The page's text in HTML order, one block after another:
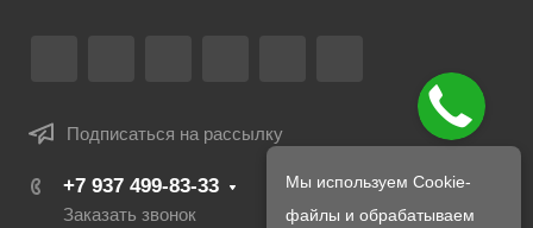
Подписаться на рассылку
+7 937 499-83-33
Заказать звонок
Мы используем Cookie-
файлы и обрабатываем